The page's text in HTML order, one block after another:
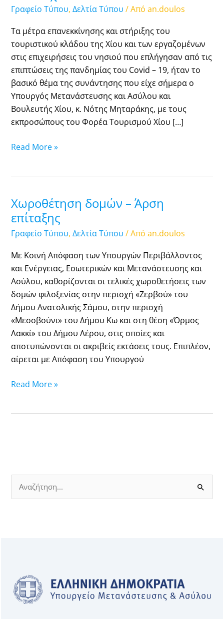
Γραφείο Τύπου, Δελτία Τύπου / Από an.doulos
Τα μέτρα επανεκκίνησης και στήριξης του
τουριστικού κλάδου της Χίου και των εργαζομένων
στις επιχειρήσεις του νησιού που επλήγησαν από τις
επιπτώσεις της πανδημίας του Covid – 19, ήταν το
βασικό θέμα της συνάντησης που είχε σήμερα ο
Υπουργός Mετανάστευσης και Ασύλου και
Βουλευτής Χίου, κ. Νότης Μηταράκης, με τους
εκπροσώπους του Φορέα Τουρισμού Χίου […]
Φορέα
Τουρισμού
και
Ένωση
Ξενοδόχων
Χίου
Read More »
Χωροθέτηση δομών – Άρση
επίταξης
Γραφείο Τύπου, Δελτία Τύπου / Από an.doulos
Με Κοινή Απόφαση των Υπουργών Περιβάλλοντος
και Ενέργειας, Εσωτερικών και Μετανάστευσης και
Ασύλου, καθορίζονται οι τελικές χωροθετήσεις των
δομών φιλοξενίας στην περιοχή «Ζερβού» του
Δήμου Ανατολικής Σάμου, στην περιοχή
«Μεσοβούνι» του Δήμου Κω και στη θέση «Όρμος
Λακκί» του Δήμου Λέρου, στις οποίες και
αποτυπώνονται οι ακριβείς εκτάσεις τους. Επιπλέον,
αίρεται με Απόφαση του Υπουργού
Χωροθέτηση
δομών
–
Άρση
επίταξης
Read More »
σ